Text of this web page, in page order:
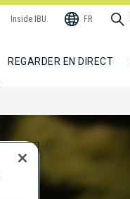
Inside IBU FR
REGARDER EN DIRECT